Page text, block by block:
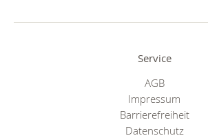
Service
AGB
Impressum
Barrierefreiheit
Datenschutz